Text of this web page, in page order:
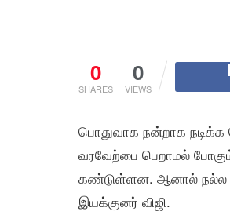
0
SHARES
0
VIEWS
பொதுவாக நன்றாக நடிக்க
வரவேற்பை பெறாமல்
கண்டுள்ளன. ஆனால் நல்ல
இயக்குனர் விஜி.